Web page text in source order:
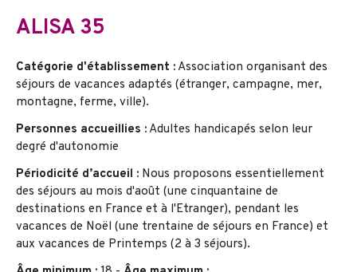
ALISA 35
Catégorie d'établissement : Association organisant des
séjours de vacances adaptés (étranger, campagne, mer,
montagne, ferme, ville).
Personnes accueillies : Adultes handicapés selon leur
degré d'autonomie
Périodicité d’accueil : Nous proposons essentiellement
des séjours au mois d'août (une cinquantaine de
destinations en France et à l'Etranger), pendant les
vacances de Noël (une trentaine de séjours en France) et
aux vacances de Printemps (2 à 3 séjours).